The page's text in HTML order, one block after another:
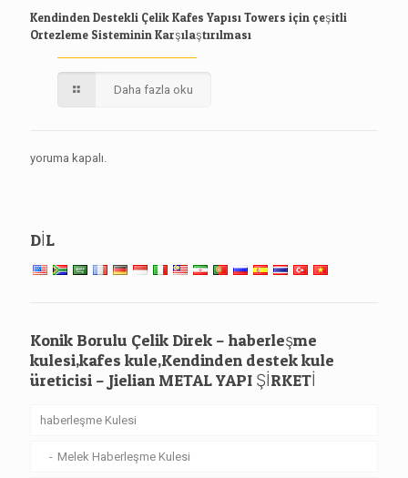
Kendinden Destekli Çelik Kafes Yapısı Towers için çeşitli
Ortezleme Sisteminin Karşılaştırılması
Daha fazla oku
yoruma kapalı.
DİL
Konik Borulu Çelik Direk – haberleşme
kulesi,kafes kule,Kendinden destek kule
üreticisi – Jielian METAL YAPI ŞİRKETİ
haberleşme Kulesi
Melek Haberleşme Kulesi